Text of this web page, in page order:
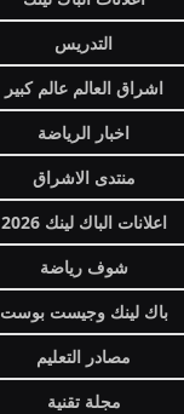
التدريس
اشراق العالم عالم كبير
اخبار الرياضة
منتدى الاشراق
اعلانات الباك لينك 2026
شوف رياضة
باك لينك وجيست بوست
مصادر التعليم
مجلة تقنية